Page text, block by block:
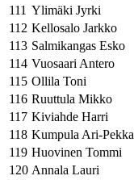
111 Ylimäki Jyrki
112 Kellosalo Jarkko
113 Salmikangas Esko
114 Vuosaari Antero
115 Ollila Toni
116 Ruuttula Mikko
117 Kiviahde Harri
118 Kumpula Ari-Pekka
119 Huovinen Tommi
120 Annala Lauri